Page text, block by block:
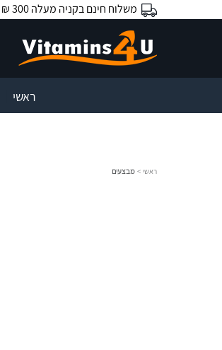
משלוח חינם בקניה מעלה 300 ₪ |
ראשי
ראשי > מבצעים